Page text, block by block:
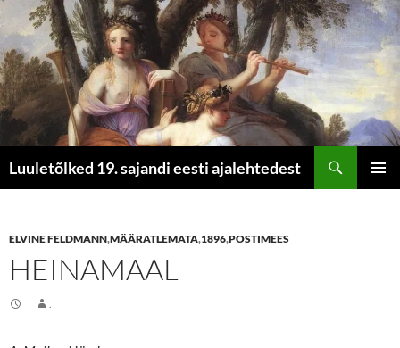
Luuletõlked 19. sajandi eesti ajalehtedest
ELVINE FELDMANN,MÄÄRATLEMATA,1896,POSTIMEES
HEINAMAAL